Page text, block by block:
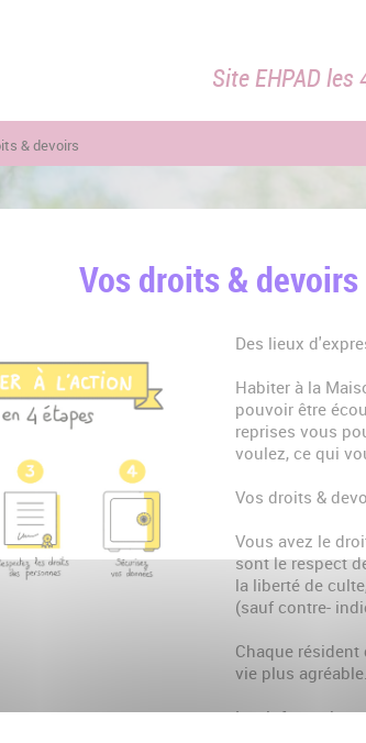
Site EHPAD
& devoirs
Vos droits & devoirs
Des lieux
Habiter à la
pouvoir être
reprises vous
voulez, ce qui
Vos droits &
Vous avez le
sont le respect
la liberté de
(sauf contre-
Chaque
vie plus agréable.
Les